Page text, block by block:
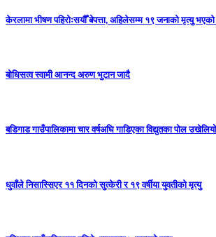
केरलामा भीषण पहिरोःसयौँ बेपत्ता, अहिलेसम्म १९ जनाको मृत्यु भएको
बोधिसत्व स्वामी आनन्द अरुण भुटान जादै
बडिगाड गाउँपालिकामा चार वर्षअघि गाडिएका विद्युतका पोल
धुवाँले निसास्सिएर ११ दिनको सुत्केरी र १९ वर्षीया युवतीको मृत्यु